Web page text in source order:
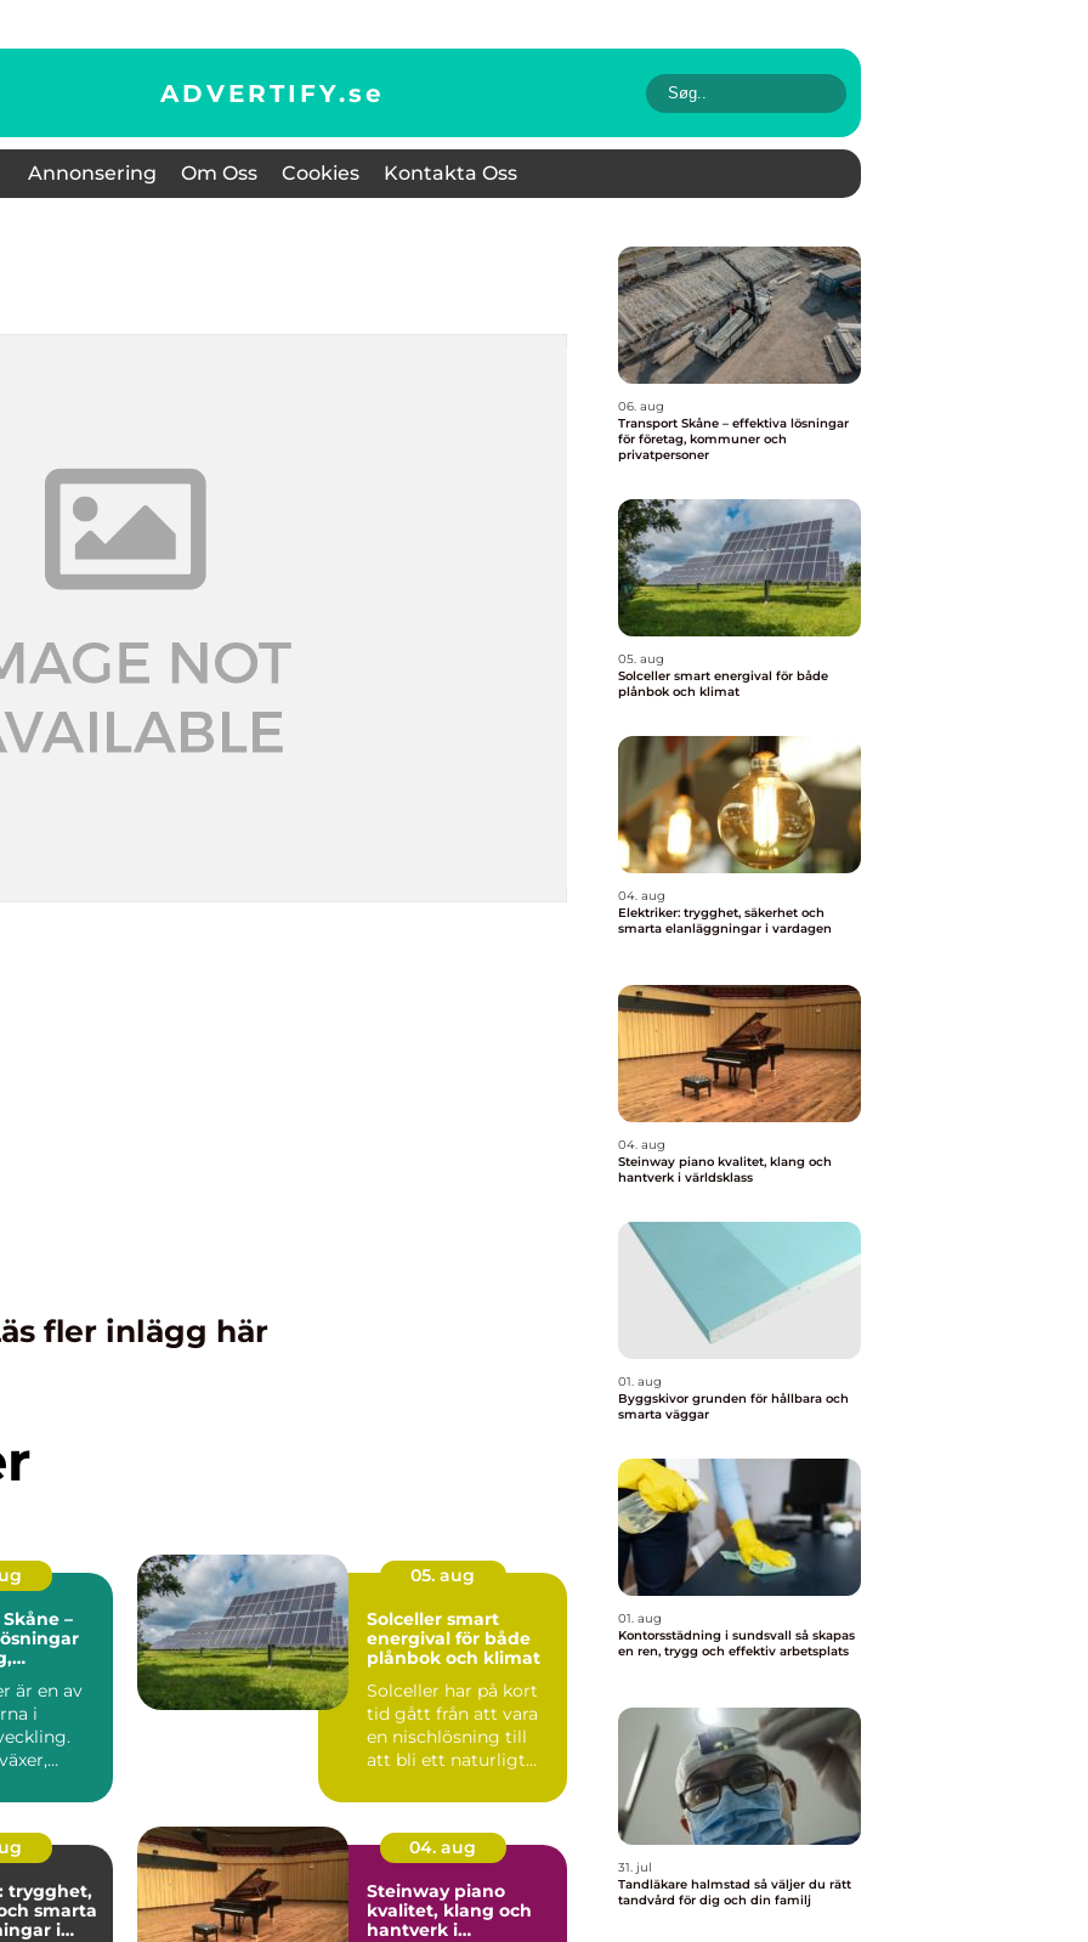
ADVERTIFY.se
Annonsering Om Oss Cookies Kontakta Oss
fler inlägg här
–
är en av
i
05. aug
Solceller smart
energival för både
plånbok och klimat
Solceller har på kort
tid gått från att vara
en nischlösning till
att bli ett naturligt
trygghet,
smarta
i
04. aug
Steinway piano
kvalitet, klang och
hantverk i
06. aug
Transport Skåne – effektiva lösningar
för företag, kommuner och
privatpersoner
05. aug
Solceller smart energival för både
plånbok och klimat
04. aug
Elektriker: trygghet, säkerhet och
smarta elanläggningar i vardagen
04. aug
Steinway piano kvalitet, klang och
hantverk i världsklass
01. aug
Byggskivor grunden för hållbara och
smarta väggar
01. aug
Kontorsstädning i sundsvall så skapas
en ren, trygg och effektiv arbetsplats
31. jul
Tandläkare halmstad så väljer du rätt
tandvård för dig och din familj